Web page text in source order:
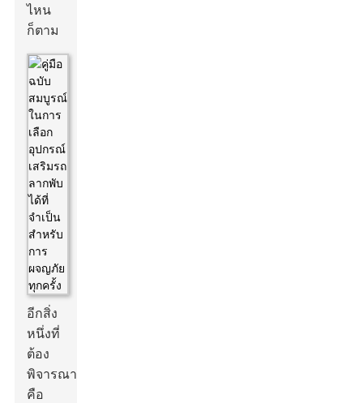
ไหน
ก็ตาม
อีกสิ่ง
หนึ่งที่
ต้อง
พิจารณา
คือ